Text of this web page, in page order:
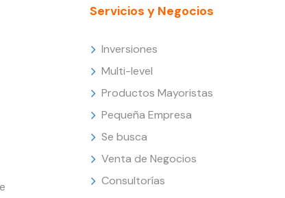
Servicios y Negocios
Inversiones
Multi-level
Productos Mayoristas
Pequeña Empresa
Se busca
Venta de Negocios
Consultorías